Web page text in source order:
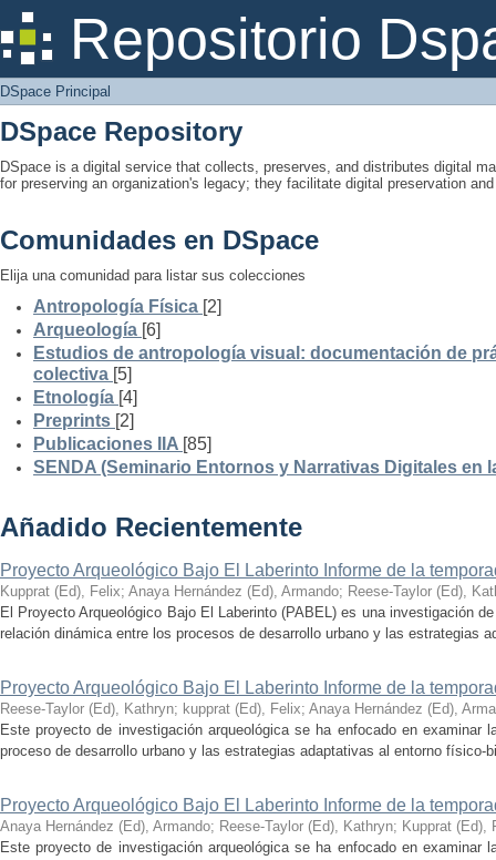
Repositorio
DSpace Principal
DSpace Principal
DSpace Repository
DSpace is a digital service that collects, preserves, and distributes digital
for preserving an organization's legacy; they facilitate digital preservation
Comunidades en DSpace
Elija una comunidad para listar sus colecciones
Antropología Física [2]
Arqueología [6]
Estudios de antropología visual: documentación de
colectiva [5]
Etnología [4]
Preprints [2]
Publicaciones IIA [85]
SENDA (Seminario Entornos y Narrativas Digitales en
Añadido Recientemente
Proyecto Arqueológico Bajo El Laberinto Informe de la
Kupprat (Ed), Felix; Anaya Hernández (Ed), Armando; Reese-Taylor (Ed),
El Proyecto Arqueológico Bajo El Laberinto (PABEL) es una investigación
relación dinámica entre los procesos de desarrollo urbano y las estrategias
Proyecto Arqueológico Bajo El Laberinto Informe de la
Reese-Taylor (Ed), Kathryn; kupprat (Ed), Felix; Anaya Hernández (Ed),
Este proyecto de investigación arqueológica se ha enfocado en examinar
proceso de desarrollo urbano y las estrategias adaptativas al entorno físico-
Proyecto Arqueológico Bajo El Laberinto Informe de la
Anaya Hernández (Ed), Armando; Reese-Taylor (Ed), Kathryn; Kupprat (Ed),
Este proyecto de investigación arqueológica se ha enfocado en examinar